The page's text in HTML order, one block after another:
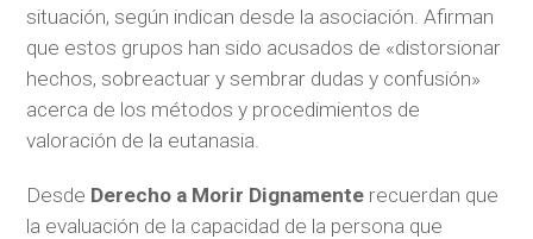
situación, según indican desde la asociación. Afirman
que estos grupos han sido acusados de «distorsionar
hechos, sobreactuar y sembrar dudas y confusión»
acerca de los métodos y procedimientos de
valoración de la eutanasia.
Desde Derecho a Morir Dignamente recuerdan que
la evaluación de la capacidad de la persona que